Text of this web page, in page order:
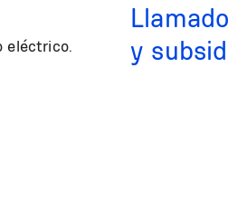
eléctrico.
y